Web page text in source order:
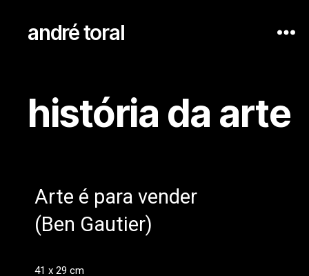
andré toral
história da arte
Arte é para vender
(Ben Gautier)
41 x 29 cm